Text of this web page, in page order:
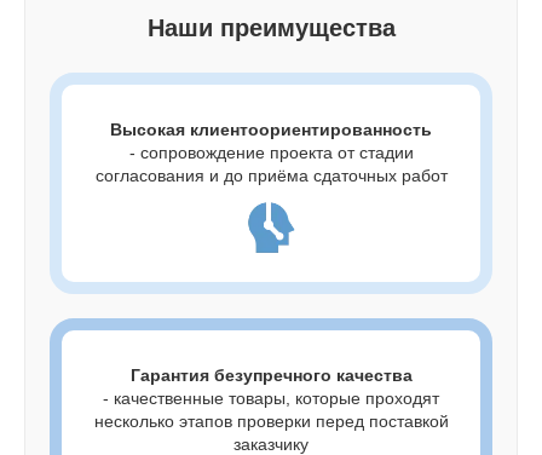
Наши преимущества
Высокая клиентоориентированность
- сопровождение проекта от стадии
согласования и до приёма сдаточных работ
Гарантия безупречного качества
- качественные товары, которые проходят
несколько этапов проверки перед поставкой
заказчику